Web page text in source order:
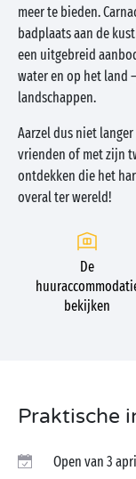
meer te bieden.
badplaats aan de
een uitgebreid
water en op het land
landschappen.
Aarzel dus niet
vrienden of met zijn
ontdekken die het
overal ter wereld!
De
bekijken
Praktische
Open van 3